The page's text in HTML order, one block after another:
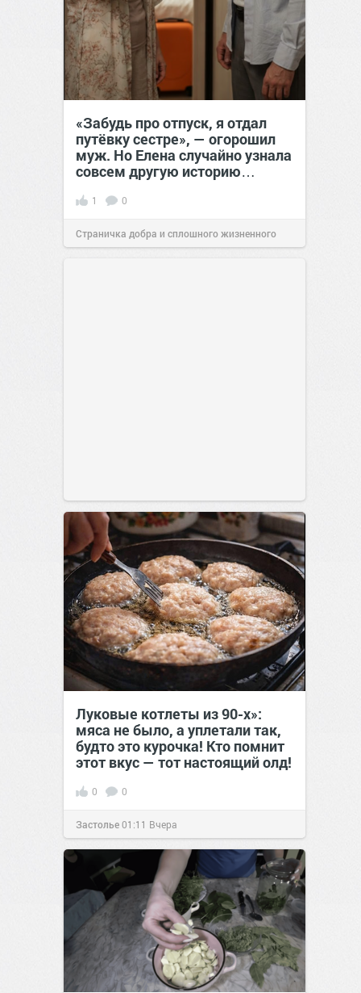
«Забудь про отпуск, я отдал
путёвку сестре», — огорошил
муж. Но Елена случайно узнала
совсем другую историю…
1 0
Страничка добра и сплошного жизненного
Луковые котлеты из 90-х»:
мяса не было, а уплетали так,
будто это курочка! Кто помнит
этот вкус — тот настоящий олд!
0 0
Застолье01:11 Вчера